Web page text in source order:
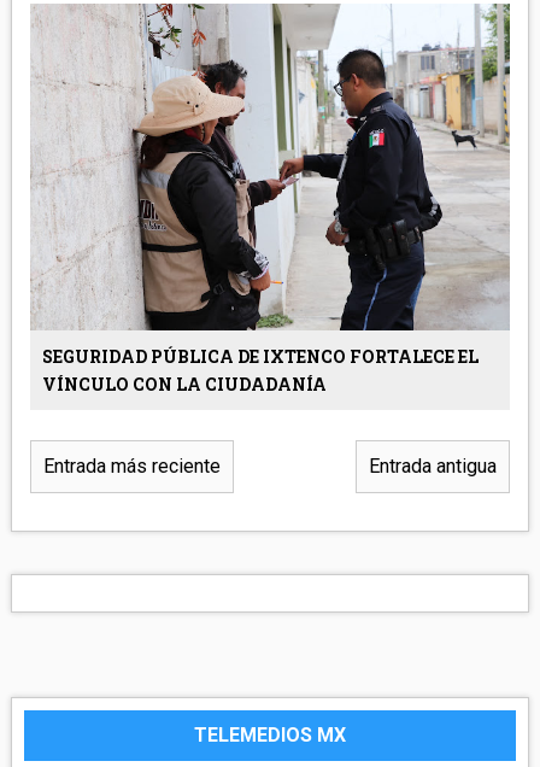
SEGURIDAD PÚBLICA DE IXTENCO FORTALECE EL
VÍNCULO CON LA CIUDADANÍA
Entrada más reciente Entrada antigua
TELEMEDIOS MX